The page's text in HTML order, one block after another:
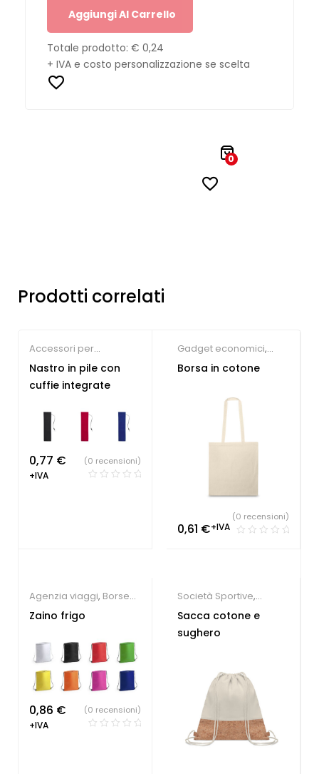
Aggiungi Al Carrello
Totale prodotto: € 0,24
+ IVA e costo personalizzazione se scelta
0
Prodotti correlati
Accessori per
Smartphone,Gadget
economici
Nastro in pile con
cuffie integrate
0,77 €
+IVA
(0 recensioni)
Gadget economici,
Shopper
Borsa in cotone
0,61 €+IVA
(0 recensioni)
Agenzia viaggi, Borse
termiche,Sacche
Zaino frigo
0,86 €
+IVA
(0 recensioni)
Società Sportive,
Sacche personalizzate
Sacca cotone e
sughero